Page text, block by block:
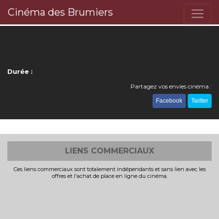
Cinéma des Brumiers
Durée :
Partagez vos envies cinéma :
Facebook Twitter
LIENS COMMERCIAUX
Ces liens commerciaux sont totalement indépendants et sans lien avec les
offres et l'achat de place en ligne du cinéma.